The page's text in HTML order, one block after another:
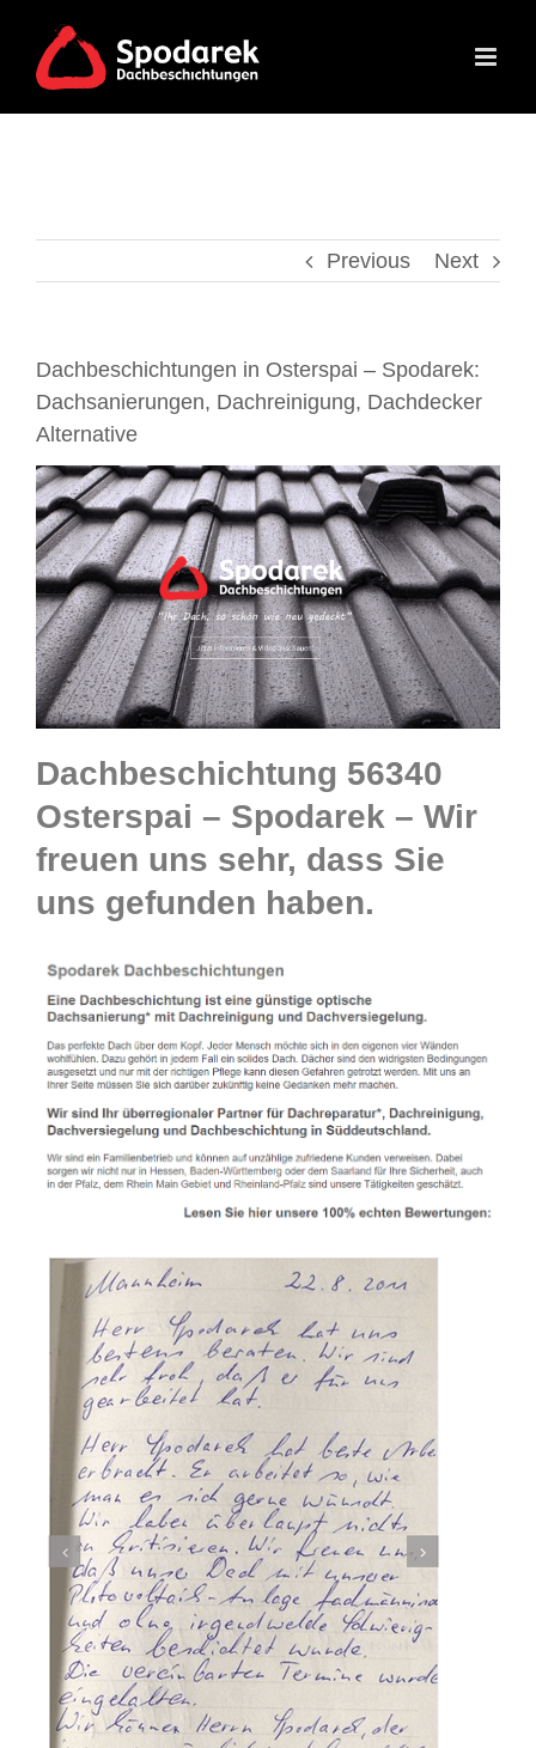
content
Previous Next
Dachbeschichtungen in Osterspai – Spodarek:
Dachsanierungen, Dachreinigung, Dachdecker
Alternative
Dachbeschichtung 56340
Osterspai – Spodarek – Wir
freuen uns sehr, dass Sie
uns gefunden haben.